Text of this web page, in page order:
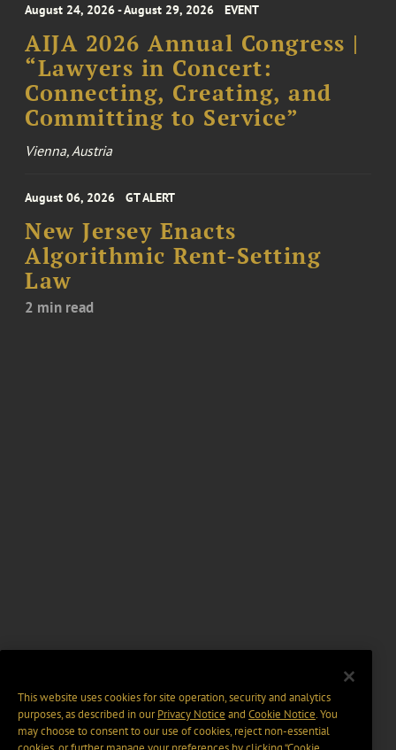
August 24, 2026 - August 29, 2026 EVENT
AIJA 2026 Annual Congress |
“Lawyers in Concert:
Connecting, Creating, and
Committing to Service”
Vienna, Austria
August 06, 2026 GT ALERT
New Jersey Enacts
Algorithmic Rent-Setting
Law
2 min read
This website uses cookies for site operation, security and analytics
purposes, as described in ourPrivacy Notice and Cookie Notice. You
may choose to consent to our use of cookies, reject non-essential